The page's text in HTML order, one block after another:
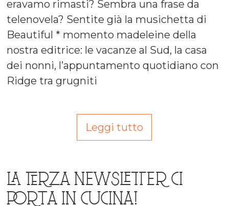
eravamo rimasti? Sembra una frase da
telenovela? Sentite già la musichetta di
Beautiful * momento madeleine della
nostra editrice: le vacanze al Sud, la casa
dei nonni, l’appuntamento quotidiano con
Ridge tra grugniti
Leggi tutto
LA TERZA NEWSLETTER CI
PORTA IN CUCINA!